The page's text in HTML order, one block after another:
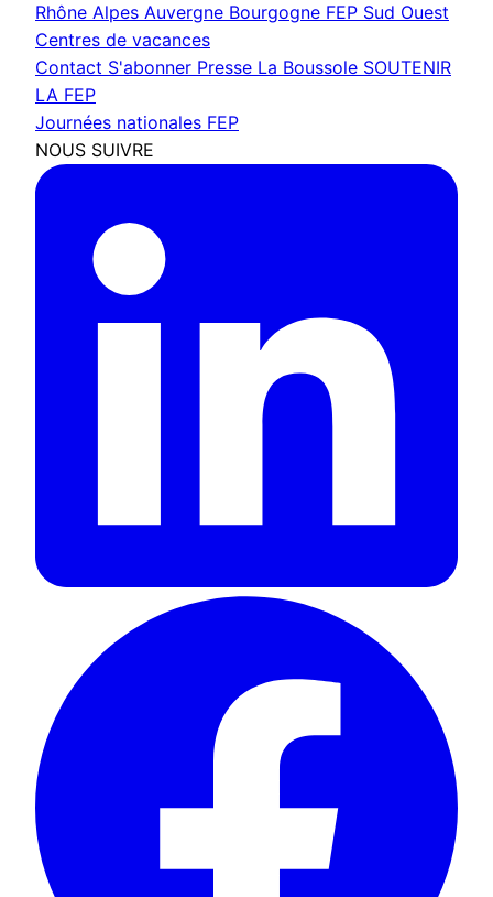
Rhône Alpes Auvergne Bourgogne FEP Sud Ouest
Centres de vacances
Contact S'abonner Presse La Boussole SOUTENIR
LA FEP
Journées nationales FEP
NOUS SUIVRE